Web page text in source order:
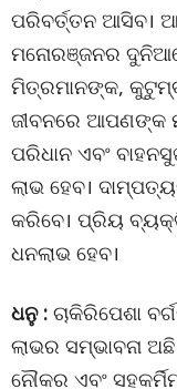
ପରିବର୍ତ୍ତନ ଆସିବ।
ମନୋରଞ୍ଜନର
ମିତ୍ରମାନଙ୍କ,
ଜୀବନରେ ଆପଣଙ୍କ
ପରିଧାନ ଏବଂ
ଲାଭ ହେବ।
କରିବେ। ପ୍ରିୟ
ଧନଲାଭ ହେବ।
ଧନୁ : ଚାକିରିପେଶା
ଲାଭର ସମ୍ଭାବନା
ନୌକର ଏବଂ